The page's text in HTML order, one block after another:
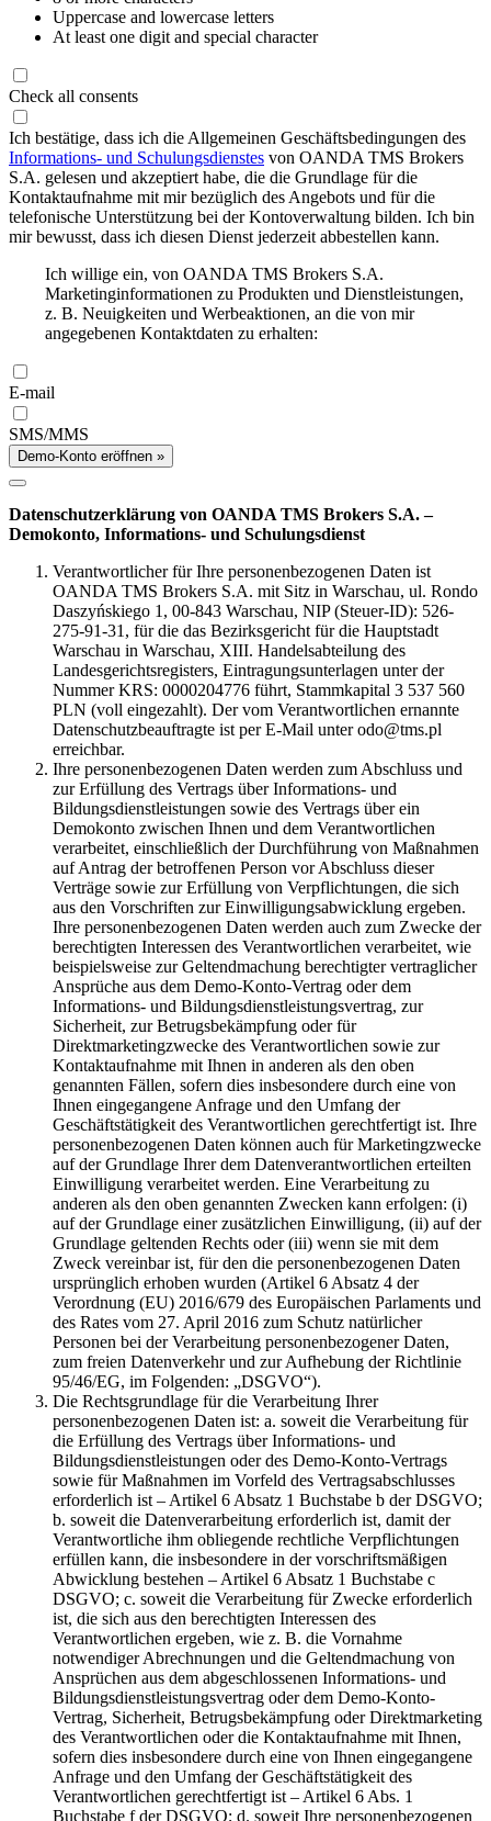
Uppercase and lowercase letters
At least one digit and special character
Check all consents
Ich bestätige, dass ich die Allgemeinen Geschäftsbedingungen des
Informations- und Schulungsdienstes von OANDA TMS Brokers
S.A. gelesen und akzeptiert habe, die die Grundlage für die
Kontaktaufnahme mit mir bezüglich des Angebots und für die
telefonische Unterstützung bei der Kontoverwaltung bilden. Ich bin
mir bewusst, dass ich diesen Dienst jederzeit abbestellen kann.
Ich willige ein, von OANDA TMS Brokers S.A.
Marketinginformationen zu Produkten und Dienstleistungen,
z. B. Neuigkeiten und Werbeaktionen, an die von mir
angegebenen Kontaktdaten zu erhalten:
E-mail
SMS/MMS
Demo-Konto eröffnen »
Datenschutzerklärung von OANDA TMS Brokers S.A. –
Demokonto, Informations- und Schulungsdienst
Verantwortlicher für Ihre personenbezogenen Daten ist
OANDA TMS Brokers S.A. mit Sitz in Warschau, ul. Rondo
Daszyńskiego 1, 00-843 Warschau, NIP (Steuer-ID): 526-
275-91-31, für die das Bezirksgericht für die Hauptstadt
Warschau in Warschau, XIII. Handelsabteilung des
Landesgerichtsregisters, Eintragungsunterlagen unter der
Nummer KRS: 0000204776 führt, Stammkapital 3 537 560
PLN (voll eingezahlt). Der vom Verantwortlichen ernannte
Datenschutzbeauftragte ist per E-Mail unter odo@tms.pl
erreichbar.
Ihre personenbezogenen Daten werden zum Abschluss und
zur Erfüllung des Vertrags über Informations- und
Bildungsdienstleistungen sowie des Vertrags über ein
Demokonto zwischen Ihnen und dem Verantwortlichen
verarbeitet, einschließlich der Durchführung von Maßnahmen
auf Antrag der betroffenen Person vor Abschluss dieser
Verträge sowie zur Erfüllung von Verpflichtungen, die sich
aus den Vorschriften zur Einwilligungsabwicklung ergeben.
Ihre personenbezogenen Daten werden auch zum Zwecke der
berechtigten Interessen des Verantwortlichen verarbeitet, wie
beispielsweise zur Geltendmachung berechtigter vertraglicher
Ansprüche aus dem Demo-Konto-Vertrag oder dem
Informations- und Bildungsdienstleistungsvertrag, zur
Sicherheit, zur Betrugsbekämpfung oder für
Direktmarketingzwecke des Verantwortlichen sowie zur
Kontaktaufnahme mit Ihnen in anderen als den oben
genannten Fällen, sofern dies insbesondere durch eine von
Ihnen eingegangene Anfrage und den Umfang der
Geschäftstätigkeit des Verantwortlichen gerechtfertigt ist. Ihre
personenbezogenen Daten können auch für Marketingzwecke
auf der Grundlage Ihrer dem Datenverantwortlichen erteilten
Einwilligung verarbeitet werden. Eine Verarbeitung zu
anderen als den oben genannten Zwecken kann erfolgen: (i)
auf der Grundlage einer zusätzlichen Einwilligung, (ii) auf der
Grundlage geltenden Rechts oder (iii) wenn sie mit dem
Zweck vereinbar ist, für den die personenbezogenen Daten
ursprünglich erhoben wurden (Artikel 6 Absatz 4 der
Verordnung (EU) 2016/679 des Europäischen Parlaments und
des Rates vom 27. April 2016 zum Schutz natürlicher
Personen bei der Verarbeitung personenbezogener Daten,
zum freien Datenverkehr und zur Aufhebung der Richtlinie
95/46/EG, im Folgenden: „DSGVO“).
Die Rechtsgrundlage für die Verarbeitung Ihrer
personenbezogenen Daten ist: a. soweit die Verarbeitung für
die Erfüllung des Vertrags über Informations- und
Bildungsdienstleistungen oder des Demo-Konto-Vertrags
sowie für Maßnahmen im Vorfeld des Vertragsabschlusses
erforderlich ist – Artikel 6 Absatz 1 Buchstabe b der DSGVO;
b. soweit die Datenverarbeitung erforderlich ist, damit der
Verantwortliche ihm obliegende rechtliche Verpflichtungen
erfüllen kann, die insbesondere in der vorschriftsmäßigen
Abwicklung bestehen – Artikel 6 Absatz 1 Buchstabe c
DSGVO; c. soweit die Verarbeitung für Zwecke erforderlich
ist, die sich aus den berechtigten Interessen des
Verantwortlichen ergeben, wie z. B. die Vornahme
notwendiger Abrechnungen und die Geltendmachung von
Ansprüchen aus dem abgeschlossenen Informations- und
Bildungsdienstleistungsvertrag oder dem Demo-Konto-
Vertrag, Sicherheit, Betrugsbekämpfung oder Direktmarketing
des Verantwortlichen oder die Kontaktaufnahme mit Ihnen,
sofern dies insbesondere durch eine von Ihnen eingegangene
Anfrage und den Umfang der Geschäftstätigkeit des
Verantwortlichen gerechtfertigt ist – Artikel 6 Abs. 1
Buchstabe f der DSGVO; d. soweit Ihre personenbezogenen